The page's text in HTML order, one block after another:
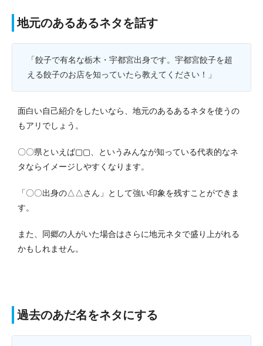
地元のあるあるネタを話す
「餃子で有名な栃木・宇都宮出身です。宇都宮餃子を超
える餃子のお店を知っていたら教えてください！」
面白い自己紹介をしたいなら、地元のあるあるネタを使うの
もアリでしょう。
〇〇県といえば▢▢、というみんなが知っている代表的なネ
タならイメージしやすくなります。
「〇〇出身の△△さん」として強い印象を残すことができま
す。
また、同郷の人がいた場合はさらに地元ネタで盛り上がれる
かもしれません。
過去のあだ名をネタにする